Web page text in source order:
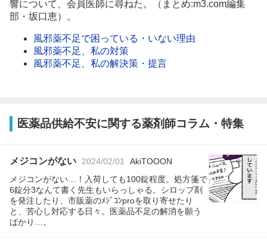
響について、会員医師に尋ねた。（まとめ:m3.com編集
部・坂口恵）。
風邪薬不足で困っている・いない理由
風邪薬不足、私の対策
風邪薬不足、私の解決策・提言
医薬品供給不安に関する薬剤師コラム・特集
メジコンがない 2024/02/01 AkiTOOON
メジコンがない…！入荷しても100錠程度。処方箋で
6錠分3なんて書く先生もいらっしゃる。シロップ剤
を発注したり、市販薬のﾒｼﾞｺﾝproを取り寄せたり
と、苦心し対応する日々。医薬品不足の解消を願う
ばかり…。